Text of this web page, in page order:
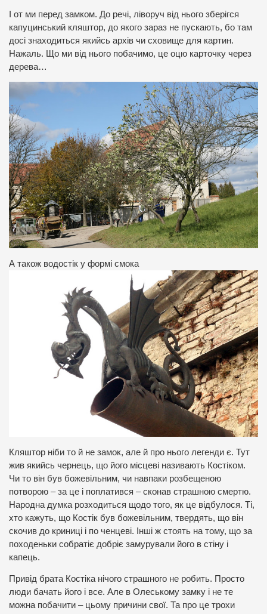
І от ми перед замком. До речі, ліворуч від нього зберігся
капуцинський кляштор, до якого зараз не пускають, бо там
досі знаходиться якийсь архів чи сховище для картин.
Нажаль. Що ми від нього побачимо, це оцю карточку через
дерева…
А також водостік у формі смока
Кляштор ніби то й не замок, але й про нього легенди є. Тут
жив якийсь чернець, що його місцеві називають Костіком.
Чи то він був божевільним, чи навпаки розбещеною
потворою – за це і поплатився – сконав страшною смертю.
Народна думка розходиться щодо того, як це відбулося. Ті,
хто кажуть, що Костік був божевільним, твердять, що він
скочив до криниці і по ченцеві. Інші ж стоять на тому, що за
походеньки собратіє добріє замурували його в стіну і
капець.
Привід брата Костіка нічого страшного не робить. Просто
люди бачать його і все. Але в Олеському замку і не те
можна побачити – цьому причини свої. Та про це трохи